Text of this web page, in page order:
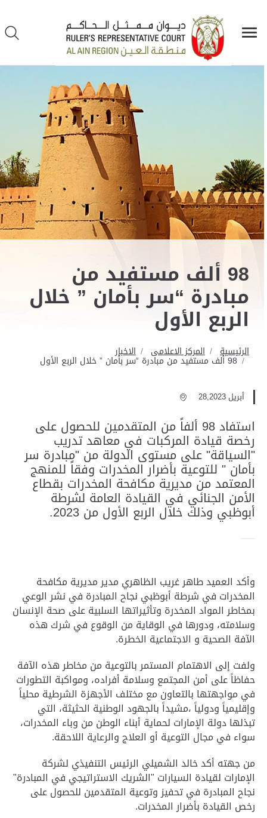
98 ألف مستفيد من
مبادرة “سر بأمان ” خلال
الربع الأول
الرئيسية المركز الاعلامى الاخبار
98 ألف مستفيد من مبادرة “سر بأمان ” خلال الربع الأول
أبريل 28,2023
استفاد 98 ألفاً من المتقدمين للحصول على
رخصة قيادة المركبات في معاهد تدريب
"السياقة" على مستوى الدولة من "مبادرة سر
بأمان " للتوعية بأضرار المخدرات وفقاً للمنهج
المعتمد من مديرية مكافحة المخدرات بقطاع
الأمن الجنائي في القيادة العامة لشرطة
أبوظبي وذلك خلال الربع الأول من 2023.
وأكد العميد طاهر غريب الظاهري مدير مديرية مكافحة
المخدرات في شرطة أبوظبي نجاح المبادرة في نشر الوعي
بمخاطر المواد المخدرة وتأثيراتها السلبية على صحة الإنسان
وسلامته، ودورها في الوقاية من الوقوع في شرك هذه
الآفة الصحية و الاجتماعية الخطرة.
ولفت إلى الاهتمام المستمر بالتوعية من مخاطر هذه الآفة
حفاظاً على أمن المجتمع وسلامة أفراده، ومواكبة التطورات
في مواجهتها بالتعاون مع مختلف الأجهزة الشرطية محلياً
وإقليمياً ودولياً ،مشيداً بالجهود الوطنية الحثيثة، التي
تبذلها دولة الإمارات لحماية أبناء الوطن من وباء المخدرات،
سواء في مجال التوعية أو العلاج والرعاية اللاحقة.
من جهته أكد خالد الشميلي الرئيس التنفيذي لشركة
الإمارات لقيادة السيارات "الشريك الاستراتيجي في المبادرة"
نجاح المبادرة في تحفيز وتوعية المتقدمين للحصول على
رخص القيادة بأضرار المخدرات.